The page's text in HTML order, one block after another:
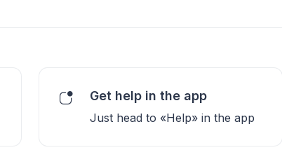
Get help in the app
Just head to «Help» in the app